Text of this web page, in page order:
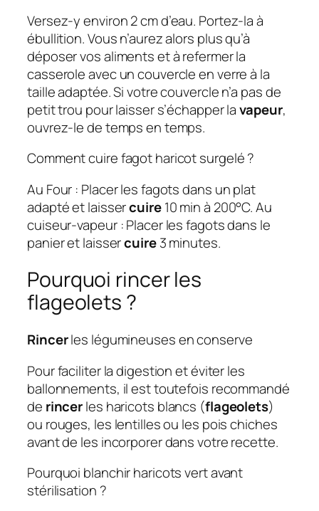
Versez-y environ 2 cm d’eau. Portez-la à
ébullition. Vous n’aurez alors plus qu’à
déposer vos aliments et à refermer la
casserole avec un couvercle en verre à la
taille adaptée. Si votre couvercle n’a pas de
petit trou pour laisser s’échapper lavapeur,
ouvrez-le de temps en temps.
Comment cuire fagot haricot surgelé ?
Au Four : Placer les fagots dans un plat
adapté et laissercuire10 min à 200°C. Au
cuiseur-vapeur : Placer les fagots dans le
panier et laissercuire3 minutes.
Pourquoi rincer les
flageolets ?
Rincerles légumineuses en conserve
Pour faciliter la digestion et éviter les
ballonnements, il est toutefois recommandé
de rincerles haricots blancs (flageolets)
ou rouges, les lentilles ou les pois chiches
avant de les incorporer dans votre recette.
Pourquoi blanchir haricots vert avant
stérilisation ?